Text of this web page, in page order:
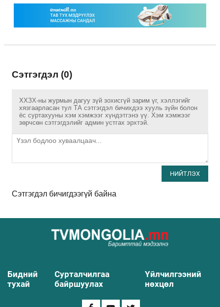
Сэтгэгдэл (0)
ХХЗХ-ны журмын дагуу зүй зохисгүй зарим үг, хэллэгийг
хязгаарласан тул ТА сэтгэгдэл бичихдээ хууль зүйн болон
ёс суртахууны хэм хэмжээг хүндэтгэнэ үү. Хэм хэмжээг
зөрчсөн сэтгэгдэлийг админ устгах эрхтэй.
НИЙТЛЭХ
Сэтгэгдэл бичигдээгүй байна
Бидний
тухай
Сурталчилгаа
байршуулах
Үйлчилгээний
нөхцөл